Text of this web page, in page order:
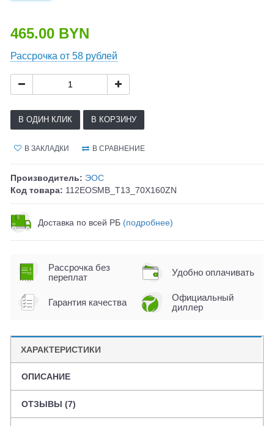
465.00 BYN
Рассрочка от 58 рублей
В ОДИН КЛИК В КОРЗИНУ
В ЗАКЛАДКИ В СРАВНЕНИЕ
Производитель: ЭОС
Код товара: 112EOSMB_T13_70X160ZN
Доставка по всей РБ (подробнее)
Рассрочка без
переплат
Удобно оплачивать
Гарантия качества
Официальный
диллер
ХАРАКТЕРИСТИКИ
ОПИСАНИЕ
ОТЗЫВЫ (7)